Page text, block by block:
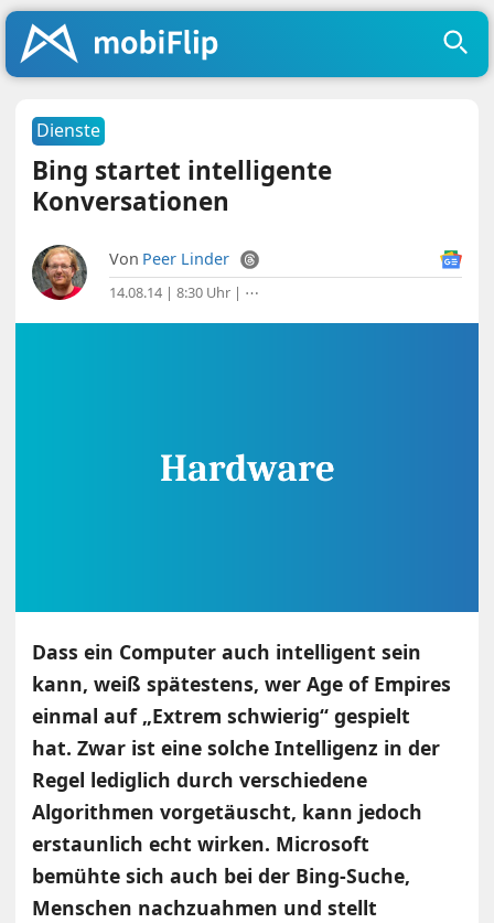
Dienste
Bing startet intelligente
Konversationen
Von Peer Linder
14.08.14 | 8:30 Uhr | ⋯
Dass ein Computer auch intelligent sein
kann, weiß spätestens, wer Age of Empires
einmal auf „Extrem schwierig“ gespielt
hat. Zwar ist eine solche Intelligenz in der
Regel lediglich durch verschiedene
Algorithmen vorgetäuscht, kann jedoch
erstaunlich echt wirken. Microsoft
bemühte sich auch bei der Bing-Suche,
Menschen nachzuahmen und stellt